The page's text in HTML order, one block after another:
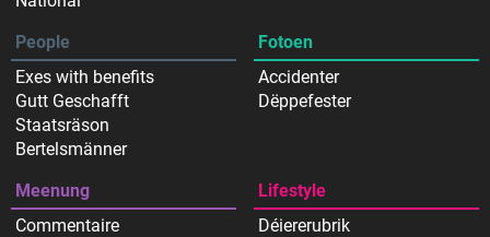
People
Exes with benefits
Gutt Geschafft
Staatsräson
Bertelsmänner
Fotoen
Accidenter
Dëppefester
Meenung
Commentaire
Lifestyle
Déiererubrik